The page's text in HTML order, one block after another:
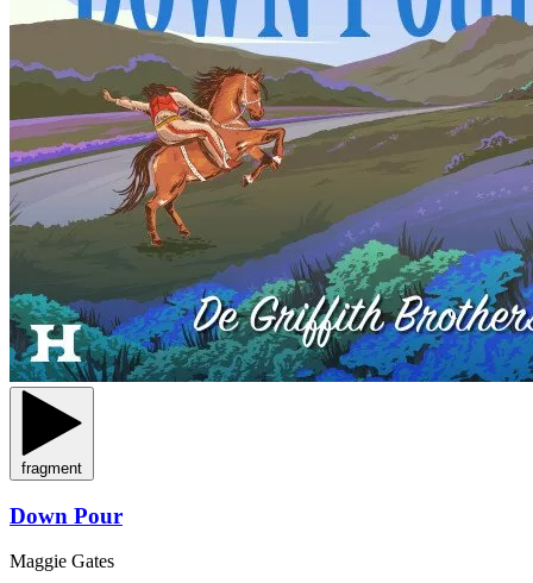
fragment
Down Pour
Maggie Gates